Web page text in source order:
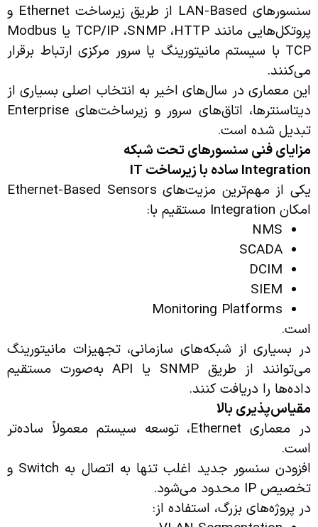
سنسورهای LAN-Based از طریق زیرساخت Ethernet و
پروتکل‌هایی مانند TCP/IP ،SNMP ،HTTP یا Modbus
TCP با سیستم مانیتورینگ یا سرور مرکزی ارتباط برقرار
می‌کنند.
این معماری در سال‌های اخیر به انتخاب اصلی بسیاری از
دیتاسنترها، اتاق‌های سرور و زیرساخت‌های Enterprise
تبدیل شده است.
مزایای فنی سنسورهای تحت شبکه
Integration ساده با زیرساخت
یکی از مهم‌ترین مزیت‌های Ethernet-Based Sensors
امکان Integration مستقیم با:
NMS
SCADA
DCIM
SIEM
Monitoring Platforms
است.
در بسیاری از شبکه‌های سازمانی، تجهیزات مانیتورینگ
می‌توانند از طریق SNMP یا API به‌صورت مستقیم
داده‌ها را دریافت کنند.
مقیاس‌پذیری بالا
در معماری Ethernet، توسعه سیستم معمولاً ساده‌تر
است.
افزودن سنسور جدید اغلب تنها به اتصال به Switch و
تخصیص IP محدود می‌شود.
در پروژه‌های بزرگ، استفاده از: